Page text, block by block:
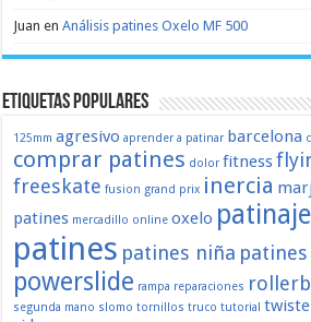
Juan enAnálisis patines Oxelo MF 500
Etiquetas populares
125mm agresivo aprender a patinar barcelona
comprar patines dolor fitness
freeskate fusion grand prix inercia
patines mercadillo online oxelo patinaje
patines patines niña
powerslide rampa reparaciones
segunda mano slomo tornillos truco tutorial